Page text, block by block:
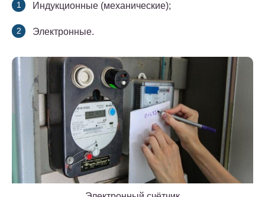
Индукционные (механические);
Электронные.